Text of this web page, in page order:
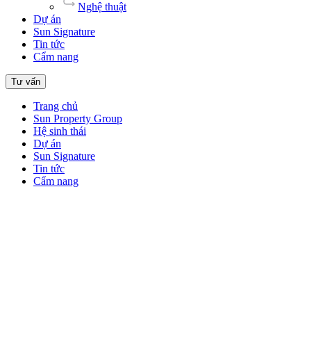
Nghệ thuật
Dự án
Sun Signature
Tin tức
Cẩm nang
Tư vấn
Trang chủ
Sun Property Group
Hệ sinh thái
Dự án
Sun Signature
Tin tức
Cẩm nang